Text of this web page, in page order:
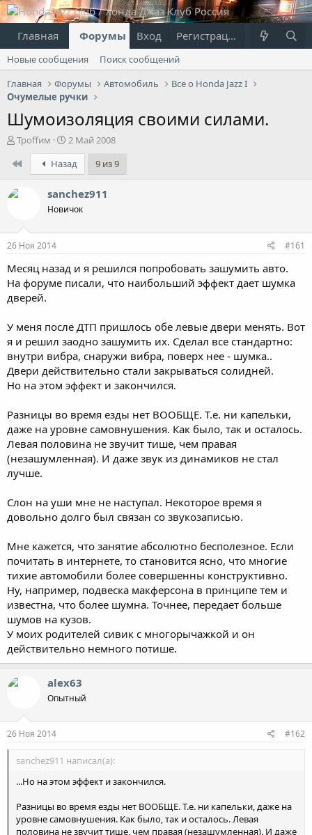
Главная Форумы Что нового?
Вход Регистрация
Новые сообщения
Поиск сообщений
Главная
Форумы Автомобиль
Все о Honda Jazz I
Очумелые ручки
Шумоизоляция своими силами.
А
т
р
т
ы
Троffим
Д
а
т
а
н
а
ч
2 Май 2008
Назад 9 из 9
sanchez911
Новичок
26 Ноя 2014 #161
Месяц назад и я решился попробовать зашумить авто.
На форуме писали, что наибольший эффект дает шумка
дверей.
У меня после ДТП пришлось обе левые двери менять. Вот
я и решил заодно зашумить их. Сделал все стандартно:
внутри вибра, снаружи вибра, поверх нее - шумка..
Двери действительно стали закрываться солидней.
Но на этом эффект и закончился.
Разницы во время езды нет ВООБЩЕ. Т.е. ни капельки,
даже на уровне самовнушения. Как было, так и осталось.
Левая половина не звучит тише, чем правая
(незашумленная). И даже звук из динамиков не стал
лучше.
Слон на уши мне не наступал. Некоторое время я
довольно долго был связан со звукозаписью.
Мне кажется, что занятие абсолютно бесполезное. Если
почитать в интернете, то становится ясно, что многие
тихие автомобили более совершенны конструктивно.
Ну, например, подвеска макферсона в принципе тем и
известна, что более шумна. Точнее, передает больше
шумов на кузов.
У моих родителей сивик с многорычажкой и он
действительно немного потише.
alex63
Опытный
26 Ноя 2014 #162
sanchez911 написал(а):
...Но на этом эффект и закончился.
Разницы во время езды нет ВООБЩЕ. Т.е. ни капельки, даже на
уровне самовнушения. Как было, так и осталось. Левая
половина не звучит тише, чем правая (незашумленная). И даже